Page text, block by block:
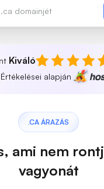
Kiváló
alapján
.CA ÁRAZÁS
ami nem
vagyonát